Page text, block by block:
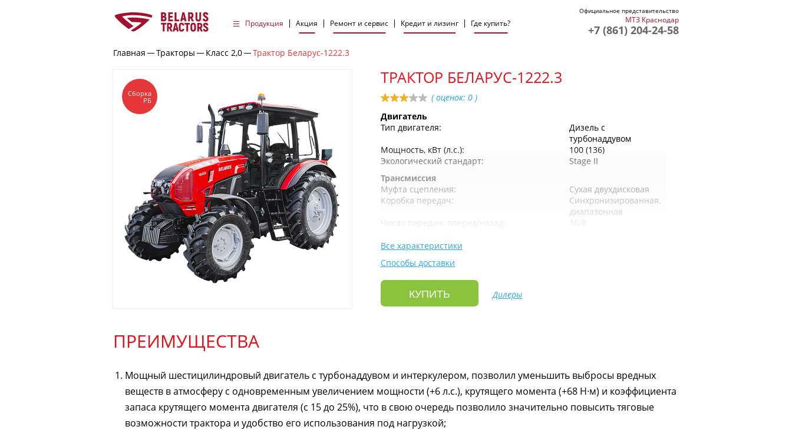
Продукция Акция Ремонт и сервис Кредит и лизинг Где купить?
Официальное представительство
МТЗ Краснодар
+7 (861) 204-24-58
Главная Тракторы Класс 2,0 Трактор Беларус-1222.3
Сборка
РБ
ТРАКТОР БЕЛАРУС-1222.3
( оценок: 0 )
Двигатель
Тип двигателя:
Дизель с
турбонаддувом
Мощность, кВт (л.с.):
100 (136)
Экологический стандарт:
Stage II
Трансмиссия
Муфта сцепления:
Сухая двухдисковая
Коробка передач:
Синхронизированная,
диапазонная
Все характеристики
Способы доставки
КУПИТЬ Дилеры
ПРЕИМУЩЕСТВА
Мощный шестицилиндровый двигатель с турбонаддувом и интеркулером, позволил уменьшить выбросы вредных
веществ в атмосферу с одновременным увеличением мощности (+6 л.с.), крутящего момента (+68 Н·м) и коэффициента
запаса крутящего момента двигателя (с 15 до 25%), что в свою очередь позволило значительно повысить тяговые
возможности трактора и удобство его использования под нагрузкой;